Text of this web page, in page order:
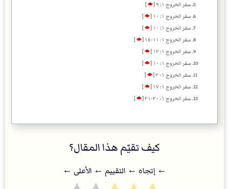
سفر الخروج ١: ٩
[
🡁
]
سفر الخروج ١: ١٠
[
🡁
]
سفر الخروج ١: ١٠
[
🡁
]
سفر الخروج ١: ١١-١٤
[
🡁
]
سفر الخروج ١: ١٢
[
🡁
]
سفر الخروج ١: ١٠
[
🡁
]
سفر الخروج ١- ٢
[
🡁
]
سفر الخروج ١: ١٧
[
🡁
]
سفر الخروج ١: ٢٠-٢١
[
🡁
]
كيف تقيّم هذا المقال؟
← إتجاه ← التقييم ← اﻷعلى ←